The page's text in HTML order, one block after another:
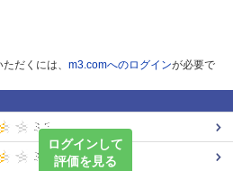
だくには、 m3.comへのログインが必要で
ログインして
評価を見る